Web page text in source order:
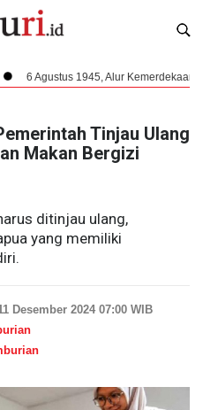
1945, Alur Kemerdekaan
Tinjau Ulang
Makan Bergizi
ditinjau ulang,
yang memiliki
Desember 2024 07:00 WIB